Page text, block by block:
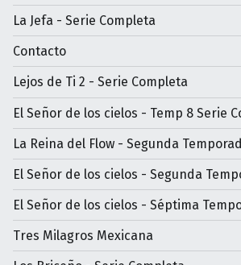
La Jefa - Serie Completa
Contacto
Lejos de Ti 2 - Serie Completa
El Señor de los cielos - Temp 8 Serie
La Reina del Flow - Segunda
El Señor de los cielos - Segunda
El Señor de los cielos - Séptima
Tres Milagros Mexicana